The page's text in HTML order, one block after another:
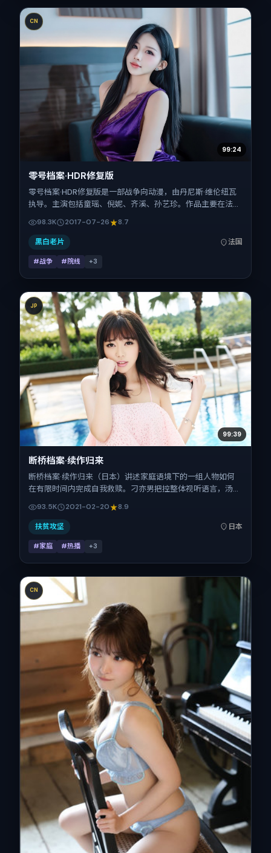
CN
99:24
零号档案·HDR修复版
零号档案·HDR修复版是一部战争向动漫，由丹尼斯·维伦纽瓦
执导。主演包括童瑶、倪妮、齐溪、孙艺珍。作品主要在法国
26，正片时长113分钟。
98.3K 2017-07-26 8.7
黑白老片 法国
#战争 #院线 +3
JP
99:39
断桥档案·续作归来
断桥档案·续作归来（日本）讲述家庭语境下的一组人物如何
在有限时间内完成自我救赎。刁亦男把控整体视听语言，汤
片定于 2021-02-20 起陆续登陆院线与网络平台，春节档前
后公映，片长109分钟。
93.5K 2021-02-20 8.9
扶贫攻坚 日本
#家庭 #热播 +3
CN